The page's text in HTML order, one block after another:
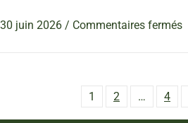
30 juin 2026 / Commentaires fermés
1 2 … 4